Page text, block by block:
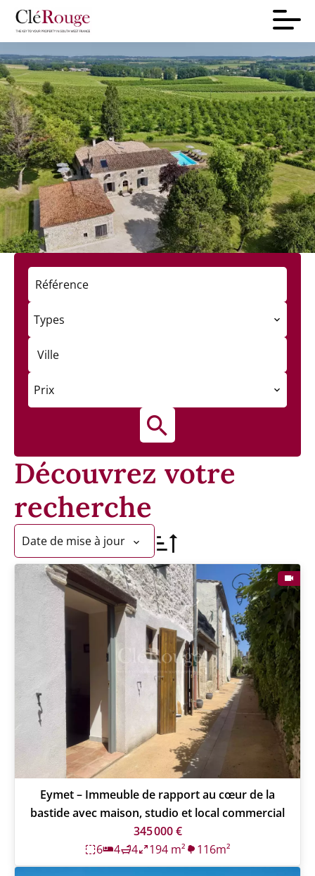
Types
Ville
Prix
Découvrez votre
recherche
Date de mise à jour
Eymet – Immeuble de rapport au cœur de la
bastide avec maison, studio et local commercial
345 000 €
6
4 4 194 m² 116m²